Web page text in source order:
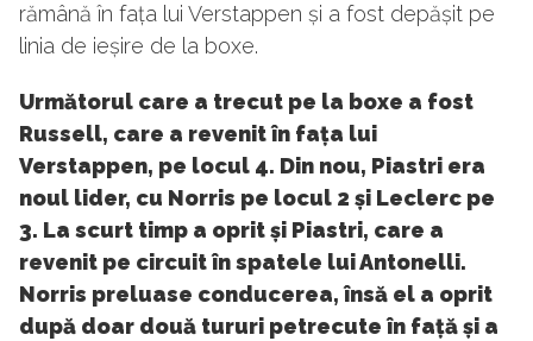
rămână în fața lui Verstappen și a fost depășit pe
linia de ieșire de la boxe.
Următorul care a trecut pe la boxe a fost
Russell, care a revenit în fața lui
Verstappen, pe locul 4. Din nou, Piastri era
noul lider, cu Norris pe locul 2 și Leclerc pe
3. La scurt timp a oprit și Piastri, care a
revenit pe circuit în spatele lui Antonelli.
Norris preluase conducerea, însă el a oprit
după doar două tururi petrecute în față și a